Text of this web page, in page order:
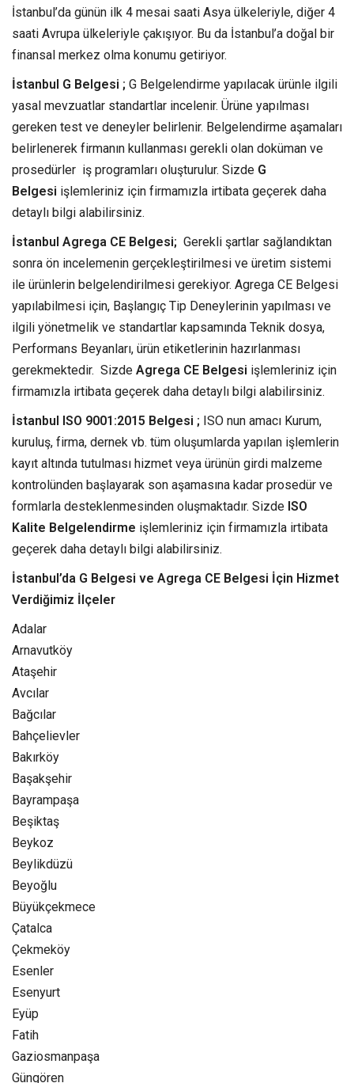
İstanbul’da günün ilk 4 mesai saati Asya ülkeleriyle, diğer 4
saati Avrupa ülkeleriyle çakışıyor. Bu da İstanbul’a doğal bir
finansal merkez olma konumu getiriyor.
İstanbul G Belgesi ; G Belgelendirme yapılacak ürünle ilgili
yasal mevzuatlar standartlar incelenir. Ürüne yapılması
gereken test ve deneyler belirlenir. Belgelendirme aşamaları
belirlenerek firmanın kullanması gerekli olan doküman ve
prosedürler iş programları oluşturulur. Sizde G
Belgesi işlemleriniz için firmamızla irtibata geçerek daha
detaylı bilgi alabilirsiniz.
İstanbul Agrega CE Belgesi; Gerekli şartlar sağlandıktan
sonra ön incelemenin gerçekleştirilmesi ve üretim sistemi
ile ürünlerin belgelendirilmesi gerekiyor. Agrega CE Belgesi
yapılabilmesi için, Başlangıç Tip Deneylerinin yapılması ve
ilgili yönetmelik ve standartlar kapsamında Teknik dosya,
Performans Beyanları, ürün etiketlerinin hazırlanması
gerekmektedir. Sizde Agrega CE Belgesi işlemleriniz için
firmamızla irtibata geçerek daha detaylı bilgi alabilirsiniz.
İstanbul ISO 9001:2015 Belgesi ; ISO nun amacı Kurum,
kuruluş, firma, dernek vb. tüm oluşumlarda yapılan işlemlerin
kayıt altında tutulması hizmet veya ürünün girdi malzeme
kontrolünden başlayarak son aşamasına kadar prosedür ve
formlarla desteklenmesinden oluşmaktadır. Sizde ISO
Kalite Belgelendirme işlemleriniz için firmamızla irtibata
geçerek daha detaylı bilgi alabilirsiniz.
İstanbul’da G Belgesi ve Agrega CE Belgesi İçin Hizmet
Verdiğimiz İlçeler
Adalar
Arnavutköy
Ataşehir
Avcılar
Bağcılar
Bahçelievler
Bakırköy
Başakşehir
Bayrampaşa
Beşiktaş
Beykoz
Beylikdüzü
Beyoğlu
Büyükçekmece
Çatalca
Çekmeköy
Esenler
Esenyurt
Eyüp
Fatih
Gaziosmanpaşa
Güngören